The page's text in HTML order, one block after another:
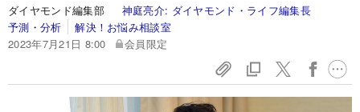
ダイヤモンド編集部 神庭亮介: ダイヤモンド・ライフ編集長
予測・分析
解決！お悩み相談室
2023年7月21日 8:00
会員限定